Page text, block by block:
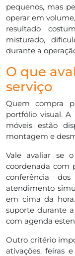
pequenos, mas
operar em
resultado
misturado,
durante a
O que
serviço
Quem compra
portfólio visual.
móveis estão
montagem e
Vale avaliar se
coordenada com
conferência
atendimento
em cima da
suporte durante
com agenda
Outro critério
ativações, feiras